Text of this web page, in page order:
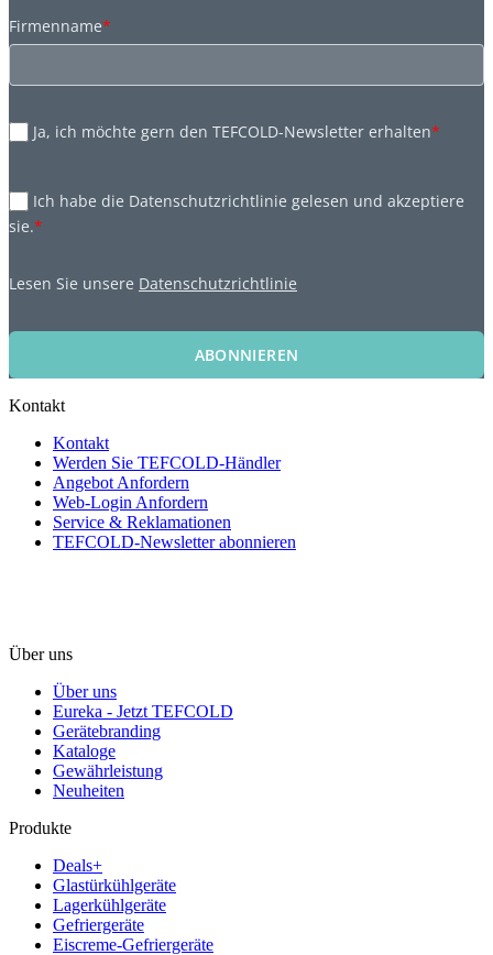
Firmenname*
Ja, ich möchte gern den TEFCOLD-Newsletter erhalten*
Ich habe die Datenschutzrichtlinie gelesen und akzeptiere
sie.*
Lesen Sie unsere Datenschutzrichtlinie
ABONNIEREN
Kontakt
Kontakt
Werden Sie TEFCOLD-Händler
Angebot Anfordern
Web-Login Anfordern
Service & Reklamationen
TEFCOLD-Newsletter abonnieren
Über uns
Über uns
Eureka - Jetzt TEFCOLD
Gerätebranding
Kataloge
Gewährleistung
Neuheiten
Produkte
Deals+
Glastürkühlgeräte
Lagerkühlgeräte
Gefriergeräte
Eiscreme-Gefriergeräte